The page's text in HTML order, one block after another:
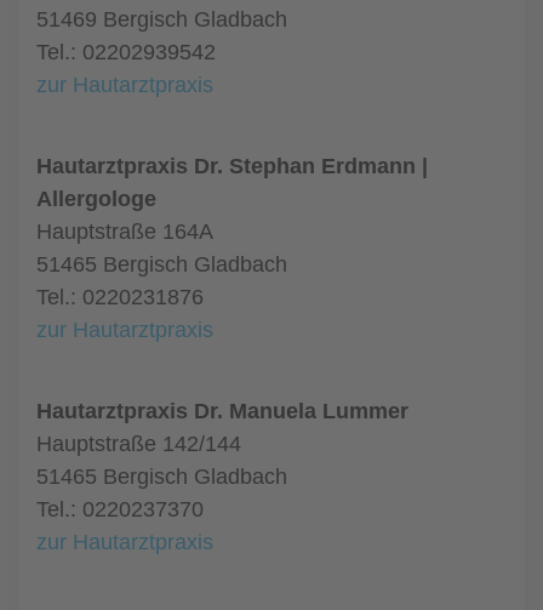
51469 Bergisch Gladbach
Tel.: 02202939542
zur Hautarztpraxis
Hautarztpraxis Dr. Stephan Erdmann |
Allergologe
Hauptstraße 164A
51465 Bergisch Gladbach
Tel.: 0220231876
zur Hautarztpraxis
Hautarztpraxis Dr. Manuela Lummer
Hauptstraße 142/144
51465 Bergisch Gladbach
Tel.: 0220237370
zur Hautarztpraxis